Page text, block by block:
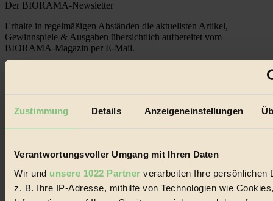
Zustimmung Details Anzeigeneinstellungen
Verantwortungsvoller Umgang mit Ihren Daten
Wir und unsere 1022 Partner verarbeiten Ihre persönlichen
z. B. Ihre IP-Adresse, mithilfe von Technologien wie
Der BIORAMA-Newsletter
Erhalte in regelmäßigen Abständen die aktuellsten Artikel,
Gewinnspiele & Ausgaben übersichtlich aufbereitet vom
BIORAMA-Magazin per E-Mail.
© 2026 Biorama GmbH
Impressum & Disclaimer